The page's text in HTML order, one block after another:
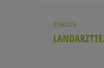
PROJECT
ZURÜCK
Previous